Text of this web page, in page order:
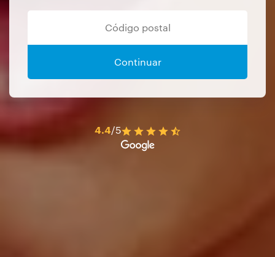
Continuar
4.4/5